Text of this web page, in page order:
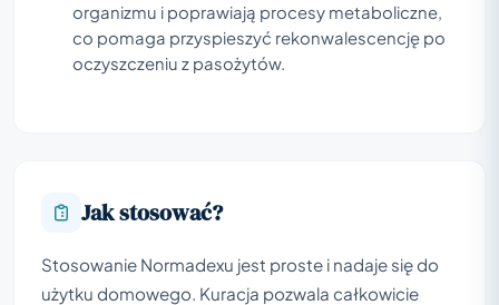
organizmu i poprawiają procesy metaboliczne,
co pomaga przyspieszyć rekonwalescencję po
oczyszczeniu z pasożytów.
Jak stosować?
Stosowanie Normadexu jest proste i nadaje się do
użytku domowego. Kuracja pozwala całkowicie